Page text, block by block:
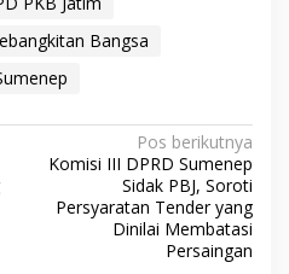
Bangsa
Pos berikutnya
Komisi III DPRD Sumenep
Sidak PBJ, Soroti
Persyaratan Tender yang
Dinilai Membatasi
Persaingan